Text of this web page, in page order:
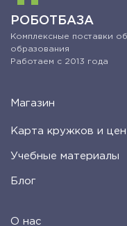
РОБОТБАЗА
Комплексные поставки
образования
Работаем с 2013 года
Магазин
Карта кружков и
Учебные материалы
Блог
О нас